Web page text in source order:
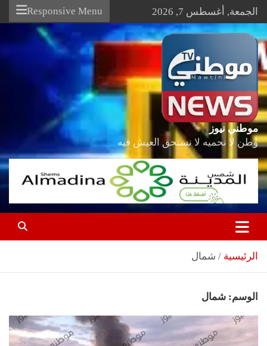
Skip
content
الجمعة, أغسطس 7, 2026 Responsive Menu
موطني نيوز
وطن لا نحميه لا نستحق العيش فيه
الرئيسية شمال
الوسم: شمال